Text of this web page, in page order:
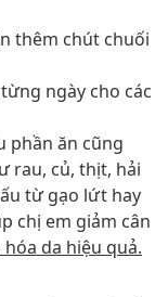
thêm chút chuối
ngày cho các
phần ăn cũng
rau, củ, thịt, hải
từ gạo lứt hay
chị em giảm cân
da hiệu quả.